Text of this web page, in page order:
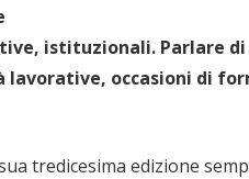
istituzionali. Parlare
occasioni di
tredicesima edizione